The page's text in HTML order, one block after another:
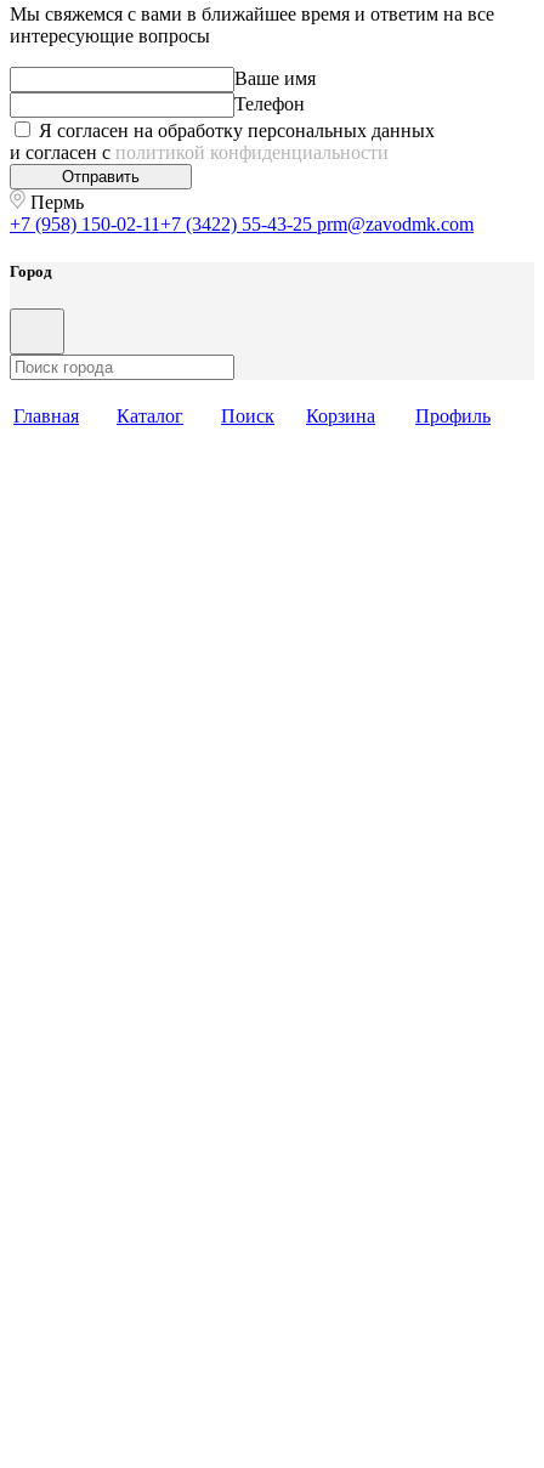
Мы свяжемся с вами в ближайшее время и ответим на все
интересующие вопросы
Ваше имя
Телефон
Я согласен на обработку персональных данных
и согласен с политикой конфиденциальности
Отправить
Пермь
+7 (958) 150-02-11+7 (3422) 55-43-25 prm@zavodmk.com
Город
Главная Каталог Поиск Корзина Профиль